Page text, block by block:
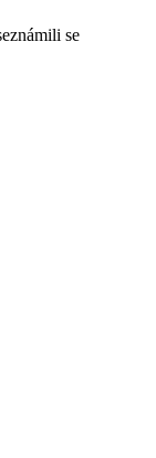
se